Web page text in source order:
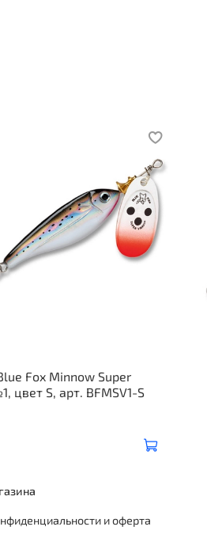
Fox Minnow Super
цвет S, арт. BFMSV1-S
и оферта